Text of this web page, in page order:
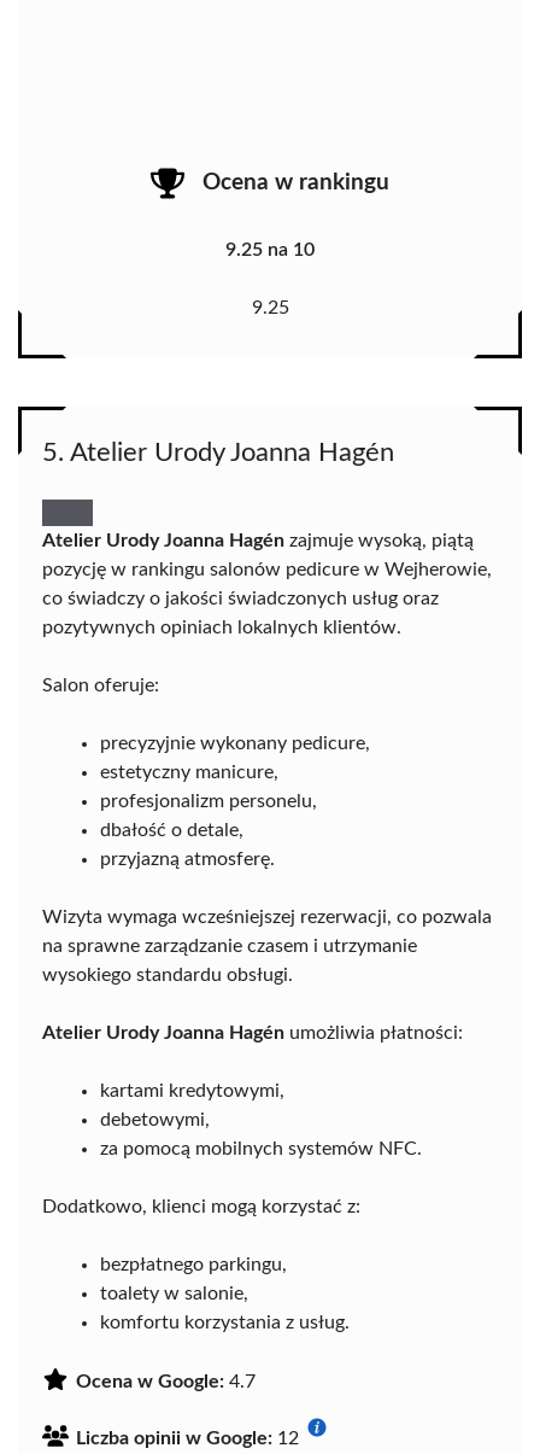
Ocena w rankingu
9.25 na 10
9.25
5. Atelier Urody Joanna Hagén
Atelier Urody Joanna Hagén zajmuje wysoką, piątą
pozycję w rankingu salonów pedicure w Wejherowie,
co świadczy o jakości świadczonych usług oraz
pozytywnych opiniach lokalnych klientów.
Salon oferuje:
precyzyjnie wykonany pedicure,
estetyczny manicure,
profesjonalizm personelu,
dbałość o detale,
przyjazną atmosferę.
Wizyta wymaga wcześniejszej rezerwacji, co pozwala
na sprawne zarządzanie czasem i utrzymanie
wysokiego standardu obsługi.
Atelier Urody Joanna Hagén umożliwia płatności:
kartami kredytowymi,
debetowymi,
za pomocą mobilnych systemów NFC.
Dodatkowo, klienci mogą korzystać z:
bezpłatnego parkingu,
toalety w salonie,
komfortu korzystania z usług.
Ocena w Google: 4.7
Liczba opinii w Google: 12